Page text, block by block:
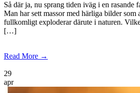
Så där ja, nu sprang tiden iväg i en rasande
Man har sett massor med härliga bilder som
fullkomligt exploderar därute i naturen.
[…]
Read More →
29
apr